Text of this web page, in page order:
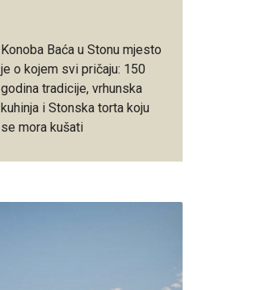
Konoba Baća u Stonu mjesto
je o kojem svi pričaju: 150
godina tradicije, vrhunska
kuhinja i Stonska torta koju
se mora kušati